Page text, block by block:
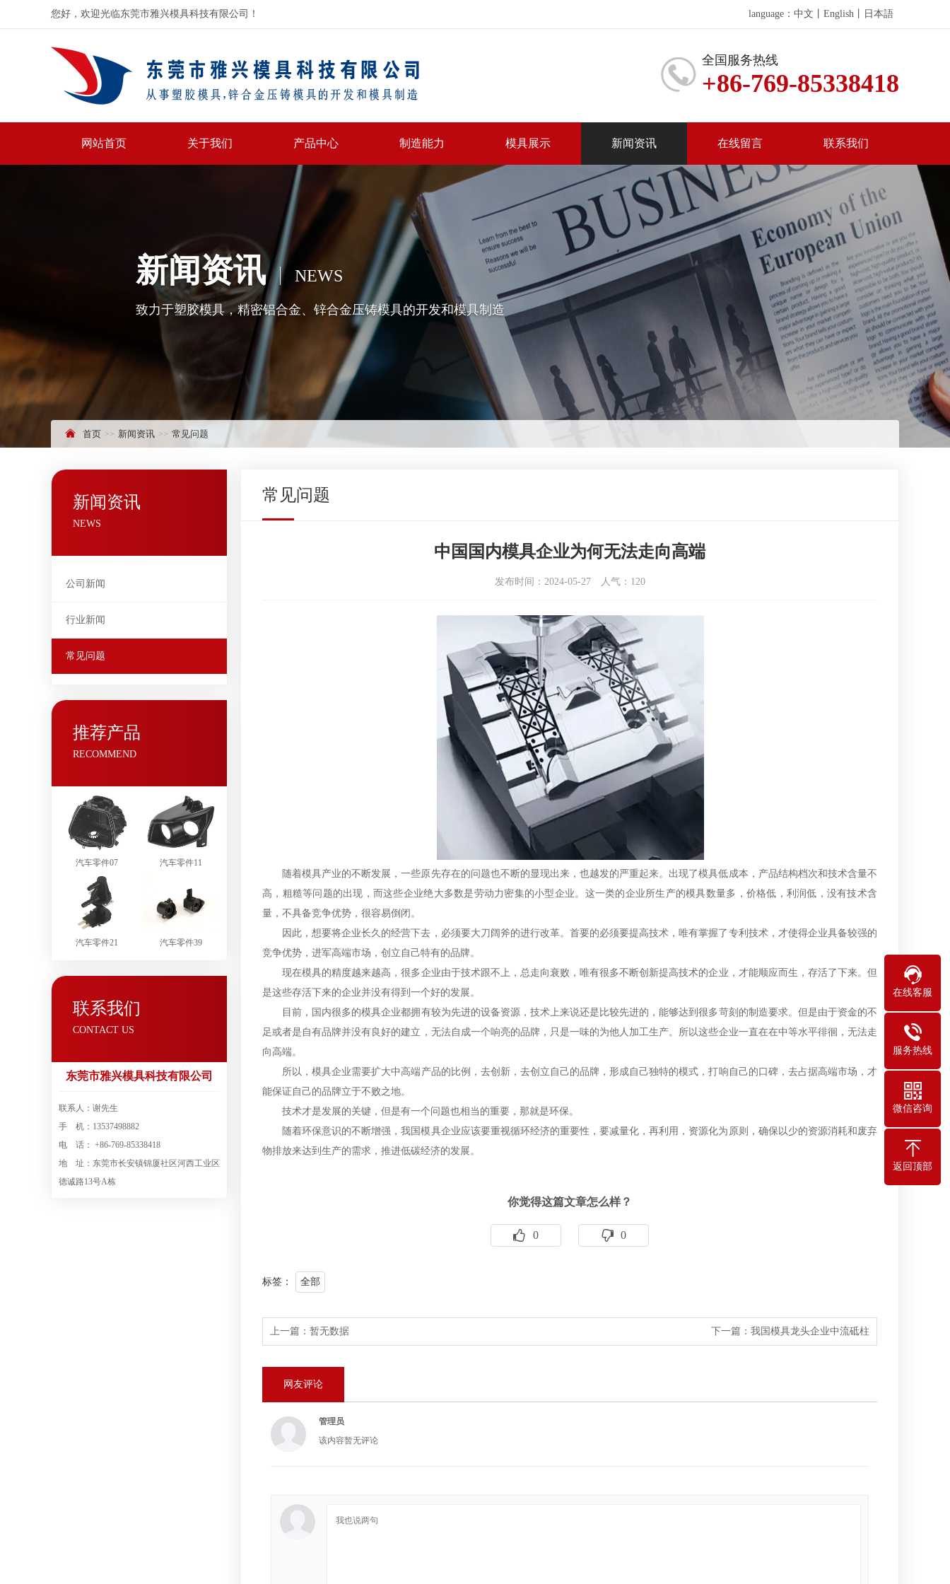
您好，欢迎光临东莞市雅兴模具科技有限公司！ language： 中文 English 日本語
全国服务热线
+86-769-85338418
网站首页 关于我们 产品中心 制造能力 模具展示 新闻资讯 在线留言 联系我们
新闻资讯 NEWS
致力于塑胶模具，精密铝合金、锌合金压铸模具的开发和模具制造
首页 新闻资讯 常见问题
新闻资讯
NEWS
公司新闻
行业新闻
常见问题
推荐产品
RECOMMEND
汽车零件07 汽车零件11
汽车零件21 汽车零件39
联系我们
CONTACT US
东莞市雅兴模具科技有限公司
联系人：谢先生
手 机：13537498882
电 话： +86-769-85338418
地 址：东莞市长安镇锦厦社区河西工业区
德诚路13号A栋
常见问题
中国国内模具企业为何无法走向高端
发布时间：2024-05-27 人气： 120
随着模具产业的不断发展，一些原先存在的问题也不断的显现出来，也越发的严重起来。出现了模具低成本，产品结构档次和技术含量不
高，粗糙等问题的出现，而这些企业绝大多数是劳动力密集的小型企业。这一类的企业所生产的模具数量多，价格低，利润低，没有技术含
量，不具备竞争优势，很容易倒闭。
因此，想要将企业长久的经营下去，必须要大刀阔斧的进行改革。首要的必须要提高技术，唯有掌握了专利技术，才使得企业具备较强的
竞争优势，进军高端市场，创立自己特有的品牌。
现在模具的精度越来越高，很多企业由于技术跟不上，总走向衰败，唯有很多不断创新提高技术的企业，才能顺应而生，存活了下来。但
是这些存活下来的企业并没有得到一个好的发展。
目前，国内很多的模具企业都拥有较为先进的设备资源，技术上来说还是比较先进的，能够达到很多苛刻的制造要求。但是由于资金的不
足或者是自有品牌并没有良好的建立，无法自成一个响亮的品牌，只是一味的为他人加工生产。所以这些企业一直在在中等水平徘徊，无法走
向高端。
所以，模具企业需要扩大中高端产品的比例，去创新，去创立自己的品牌，形成自己独特的模式，打响自己的口碑，去占据高端市场，才
能保证自己的品牌立于不败之地。
技术才是发展的关键，但是有一个问题也相当的重要，那就是环保。
随着环保意识的不断增强，我国模具企业应该要重视循环经济的重要性，要减量化，再利用，资源化为原则，确保以少的资源消耗和废弃
物排放来达到生产的需求，推进低碳经济的发展。
你觉得这篇文章怎么样？
0 0
标签： 全部
上一篇： 暂无数据 下一篇： 我国模具龙头企业中流砥柱
网友评论
管理员
该内容暂无评论
在线客服
服务热线
微信咨询
返回顶部